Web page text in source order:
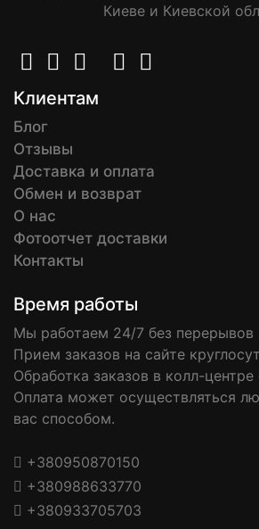
Киеве и Киевской
Клиентам
Блог
Отзывы
Доставка и оплата
Обмен и возврат
О нас
Фотоотчет доставки
Контакты
Время работы
Мы работаем 24/7 без перерывов
Прием заказов на сайте
Обработка заказов в колл-
Оплата может осуществляться
вас способом.
+380950870150
+380988633770
+380933705703